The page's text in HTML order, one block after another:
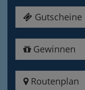
Gutscheine
Gewinnen
Routenplan